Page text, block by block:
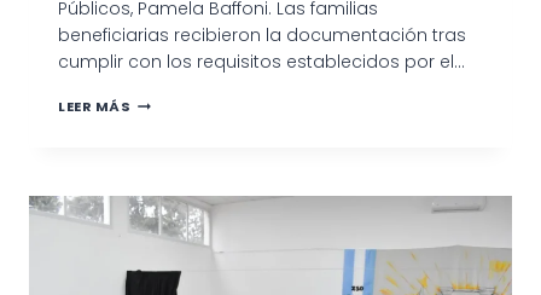
Públicos, Pamela Baffoni. Las familias
beneficiarias recibieron la documentación tras
cumplir con los requisitos establecidos por el…
LEER MÁS 20
DE
COMPRAVENTA
PROGRAMA